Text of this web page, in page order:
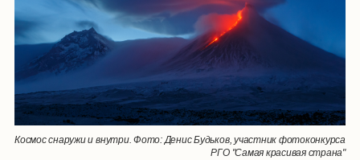
Космос снаружи и внутри. Фото: Денис Будьков, участник фотоконкурса
РГО "Самая красивая страна"